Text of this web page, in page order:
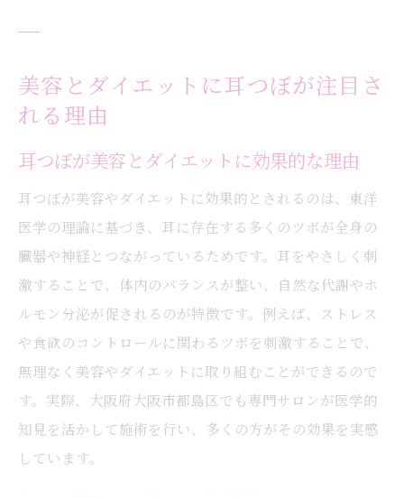
美容とダイエットに耳つぼが注目さ
れる理由
耳つぼが美容とダイエットに効果的な理由
耳つぼが美容やダイエットに効果的とされるのは、東洋
医学の理論に基づき、耳に存在する多くのツボが全身の
臓器や神経とつながっているためです。耳をやさしく刺
激することで、体内のバランスが整い、自然な代謝やホ
ルモン分泌が促されるのが特徴です。例えば、ストレス
や食欲のコントロールに関わるツボを刺激することで、
無理なく美容やダイエットに取り組むことができるので
す。実際、大阪府大阪市都島区でも専門サロンが医学的
知見を活かして施術を行い、多くの方がその効果を実感
しています。